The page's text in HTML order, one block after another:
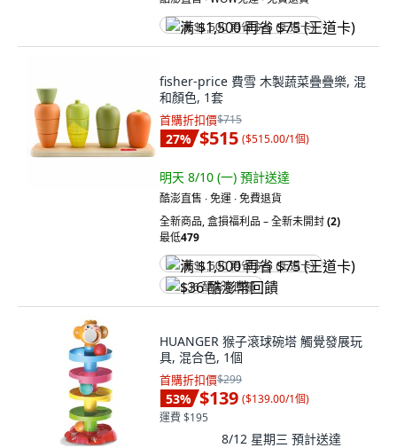
满 $1,500 再省 $75 (王道卡)
fisher-price 費雪 木製蔬菜疊疊樂, 混
和顏色, 1套
首購折扣價$715
27% $515 ($515.00/1個)
明天 8/10 (一) 預計送達
酷澎直售 ∙ 免運 ∙ 免費退貨
全新商品,盒損福利品 – 全新未開封(2)
最低479
满 $1,500 再省 $75 (王道卡)
$36 酷澎幣回饋
HUANGER 猴子滾球碗塔 觸覺發展玩
具, 混合色, 1個
首購折扣價$299
53% $139 ($139.00/1個)
運費 $195
8/12 星期三 預計送達